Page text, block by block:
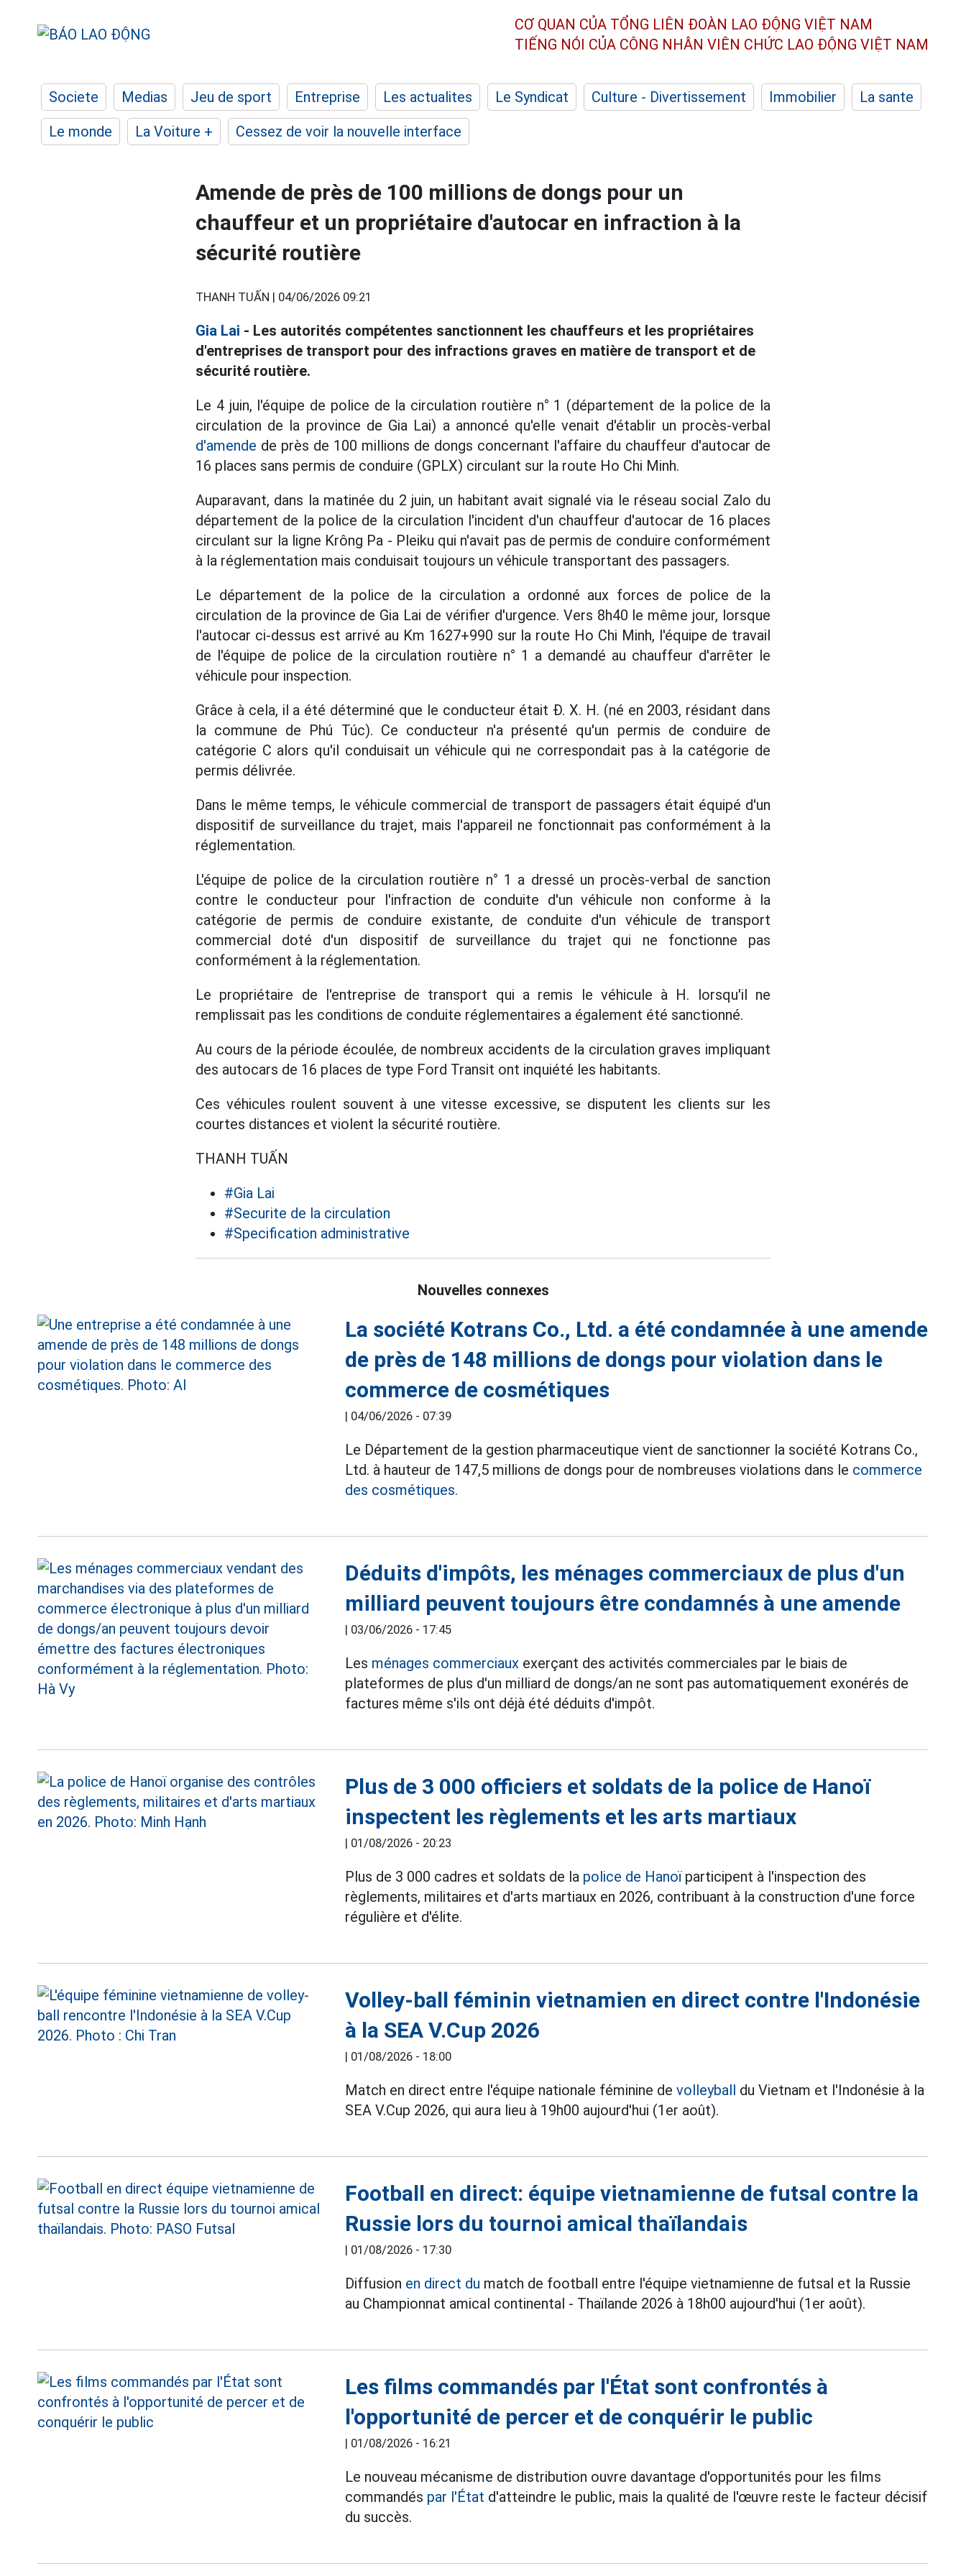
CƠ QUAN CỦA TỔNG LIÊN ĐOÀN LAO ĐỘNG VIỆT NAM
TIẾNG NÓI CỦA CÔNG NHÂN VIÊN CHỨC LAO ĐỘNG VIỆT NAM
Societe Medias Jeu de sport Entreprise Les actualites Le Syndicat Culture - Divertissement Immobilier
La sante
Le monde
La Voiture + Cessez de voir la nouvelle interface
Amende de près de 100 millions de dongs pour un
chauffeur et un propriétaire d'autocar en infraction à la
sécurité routière
THANH TUẤN | 04/06/2026 09:21
Gia Lai - Les autorités compétentes sanctionnent les chauffeurs et les propriétaires
d'entreprises de transport pour des infractions graves en matière de transport et de
sécurité routière.
Le 4 juin, l'équipe de police de la circulation routière n° 1 (département de la police de la
circulation de la province de Gia Lai) a annoncé qu'elle venait d'établir un procès-verbal
d'amende de près de 100 millions de dongs concernant l'affaire du chauffeur d'autocar de
16 places sans permis de conduire (GPLX) circulant sur la route Ho Chi Minh.
Auparavant, dans la matinée du 2 juin, un habitant avait signalé via le réseau social Zalo du
département de la police de la circulation l'incident d'un chauffeur d'autocar de 16 places
circulant sur la ligne Krông Pa - Pleiku qui n'avait pas de permis de conduire conformément
à la réglementation mais conduisait toujours un véhicule transportant des passagers.
Le département de la police de la circulation a ordonné aux forces de police de la
circulation de la province de Gia Lai de vérifier d'urgence. Vers 8h40 le même jour, lorsque
l'autocar ci-dessus est arrivé au Km 1627+990 sur la route Ho Chi Minh, l'équipe de travail
de l'équipe de police de la circulation routière n° 1 a demandé au chauffeur d'arrêter le
véhicule pour inspection.
Grâce à cela, il a été déterminé que le conducteur était Đ. X. H. (né en 2003, résidant dans
la commune de Phú Túc). Ce conducteur n'a présenté qu'un permis de conduire de
catégorie C alors qu'il conduisait un véhicule qui ne correspondait pas à la catégorie de
permis délivrée.
Dans le même temps, le véhicule commercial de transport de passagers était équipé d'un
dispositif de surveillance du trajet, mais l'appareil ne fonctionnait pas conformément à la
réglementation.
L'équipe de police de la circulation routière n° 1 a dressé un procès-verbal de sanction
contre le conducteur pour l'infraction de conduite d'un véhicule non conforme à la
catégorie de permis de conduire existante, de conduite d'un véhicule de transport
commercial doté d'un dispositif de surveillance du trajet qui ne fonctionne pas
conformément à la réglementation.
Le propriétaire de l'entreprise de transport qui a remis le véhicule à H. lorsqu'il ne
remplissait pas les conditions de conduite réglementaires a également été sanctionné.
Au cours de la période écoulée, de nombreux accidents de la circulation graves impliquant
des autocars de 16 places de type Ford Transit ont inquiété les habitants.
Ces véhicules roulent souvent à une vitesse excessive, se disputent les clients sur les
courtes distances et violent la sécurité routière.
THANH TUẤN
#Gia Lai
#Securite de la circulation
#Specification administrative
Nouvelles connexes
La société Kotrans Co., Ltd. a été condamnée à une amende
de près de 148 millions de dongs pour violation dans le
commerce de cosmétiques
| 04/06/2026 - 07:39
Le Département de la gestion pharmaceutique vient de sanctionner la société Kotrans Co.,
Ltd. à hauteur de 147,5 millions de dongs pour de nombreuses violations dans le commerce
des cosmétiques.
Déduits d'impôts, les ménages commerciaux de plus d'un
milliard peuvent toujours être condamnés à une amende
| 03/06/2026 - 17:45
Les ménages commerciaux exerçant des activités commerciales par le biais de
plateformes de plus d'un milliard de dongs/an ne sont pas automatiquement exonérés de
factures même s'ils ont déjà été déduits d'impôt.
Plus de 3 000 officiers et soldats de la police de Hanoï
inspectent les règlements et les arts martiaux
| 01/08/2026 - 20:23
Plus de 3 000 cadres et soldats de la police de Hanoïparticipent à l'inspection des
règlements, militaires et d'arts martiaux en 2026, contribuant à la construction d'une force
régulière et d'élite.
Volley-ball féminin vietnamien en direct contre l'Indonésie
à la SEA V.Cup 2026
| 01/08/2026 - 18:00
Match en direct entre l'équipe nationale féminine devolleyball du Vietnam et l'Indonésie à la
SEA V.Cup 2026, qui aura lieu à 19h00 aujourd'hui (1er août).
Football en direct: équipe vietnamienne de futsal contre la
Russie lors du tournoi amical thaïlandais
| 01/08/2026 - 17:30
Diffusion en direct du match de football entre l'équipe vietnamienne de futsal et la Russie
au Championnat amical continental - Thaïlande 2026 à 18h00 aujourd'hui (1er août).
Les films commandés par l'État sont confrontés à
l'opportunité de percer et de conquérir le public
| 01/08/2026 - 16:21
Le nouveau mécanisme de distribution ouvre davantage d'opportunités pour les films
commandés par l'État d'atteindre le public, mais la qualité de l'œuvre reste le facteur décisif
du succès.